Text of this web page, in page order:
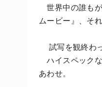
世界中の誰も
ムービー』、そ
試写を観終わ
ハイスペック
あわせ。